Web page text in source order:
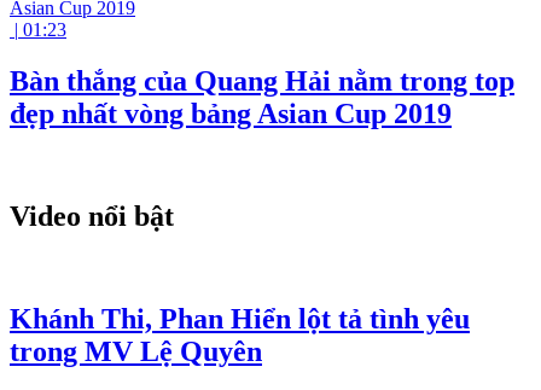
| 01:23
Bàn thắng của Quang Hải nằm trong top
đẹp nhất vòng bảng Asian Cup 2019
Video nổi bật
Khánh Thi, Phan Hiển lột tả tình yêu
trong MV Lệ Quyên